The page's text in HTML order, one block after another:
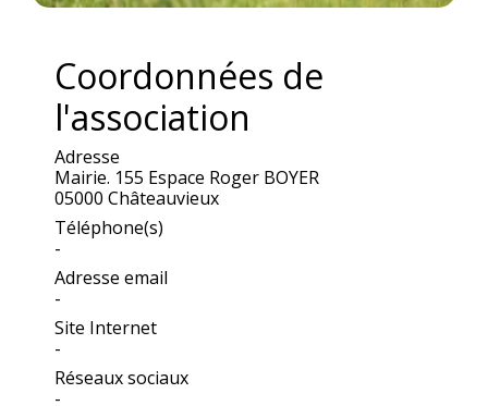
Coordonnées de
l'association
Adresse
Mairie. 155 Espace Roger BOYER
05000 Châteauvieux
Téléphone(s)
-
Adresse email
-
Site Internet
-
Réseaux sociaux
-